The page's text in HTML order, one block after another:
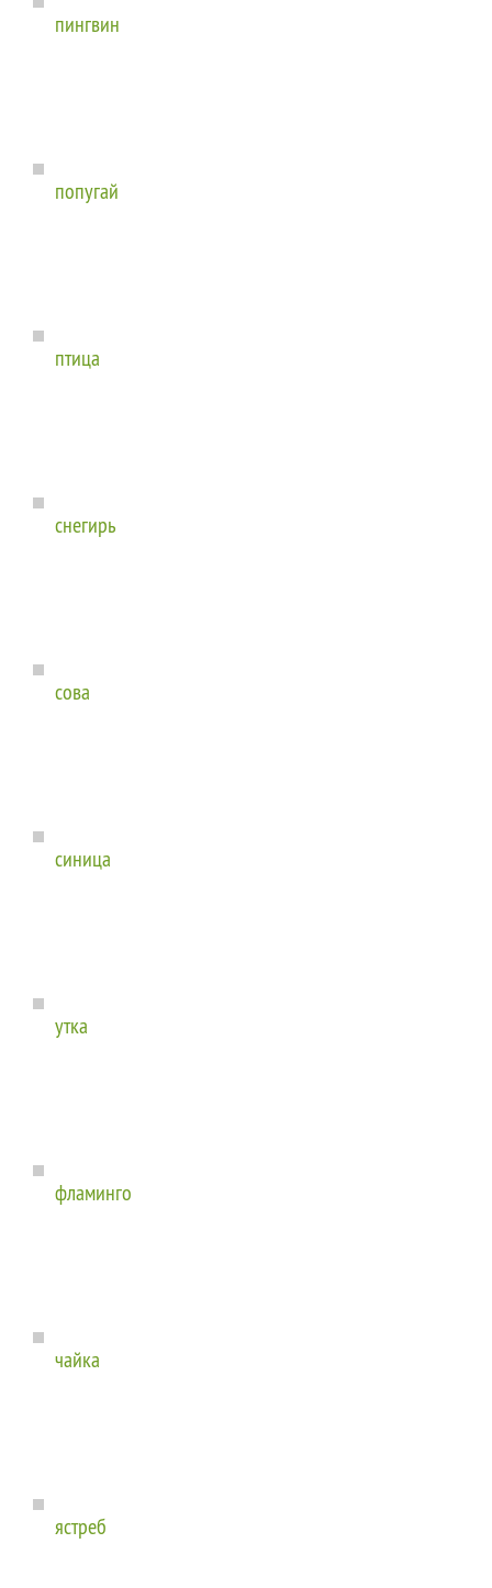
пингвин
попугай
птица
снегирь
сова
синица
утка
фламинго
чайка
ястреб